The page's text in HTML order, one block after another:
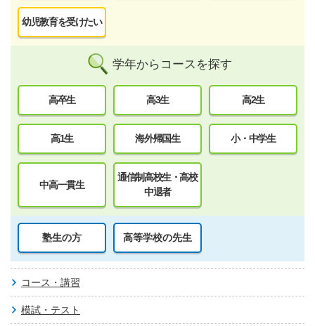
幼児教育を受けたい
学年からコースを探す
高卒生 高3生 高2生
高1生 海外帰国生 小・中学生
中高一貫生
通信制高校生・高校
中退者
塾生の方 高等学校の先生
コース・講習
模試・テスト